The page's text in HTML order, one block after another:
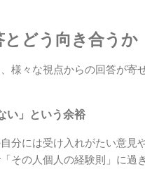
どう向き合うか
様々な視点からの回答が寄
い」という余裕
分には受け入れがたい意
その人個人の経験則」に